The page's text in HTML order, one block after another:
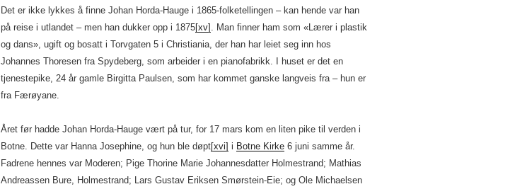
Det er ikke lykkes å finne Johan Horda-Hauge i 1865-folketellingen – kan hende var han
på reise i utlandet – men han dukker opp i 1875[xv] . Man finner ham som «Lærer i plastik
og dans», ugift og bosatt i Torvgaten 5 i Christiania, der han har leiet seg inn hos
Johannes Thoresen fra Spydeberg, som arbeider i en pianofabrikk. I huset er det en
tjenestepike, 24 år gamle Birgitta Paulsen, som har kommet ganske langveis fra – hun er
fra Færøyane.
Året før hadde Johan Horda-Hauge vært på tur, for 17 mars kom en liten pike til verden i
Botne. Dette var Hanna Josephine, og hun ble døpt[xvi] i Botne Kirke6 juni samme år.
Fadrene hennes var Moderen; Pige Thorine Marie Johannesdatter Holmestrand; Mathias
Andreassen Bure, Holmestrand; Lars Gustav Eriksen Smørstein-Eie; og Ole Michaelsen